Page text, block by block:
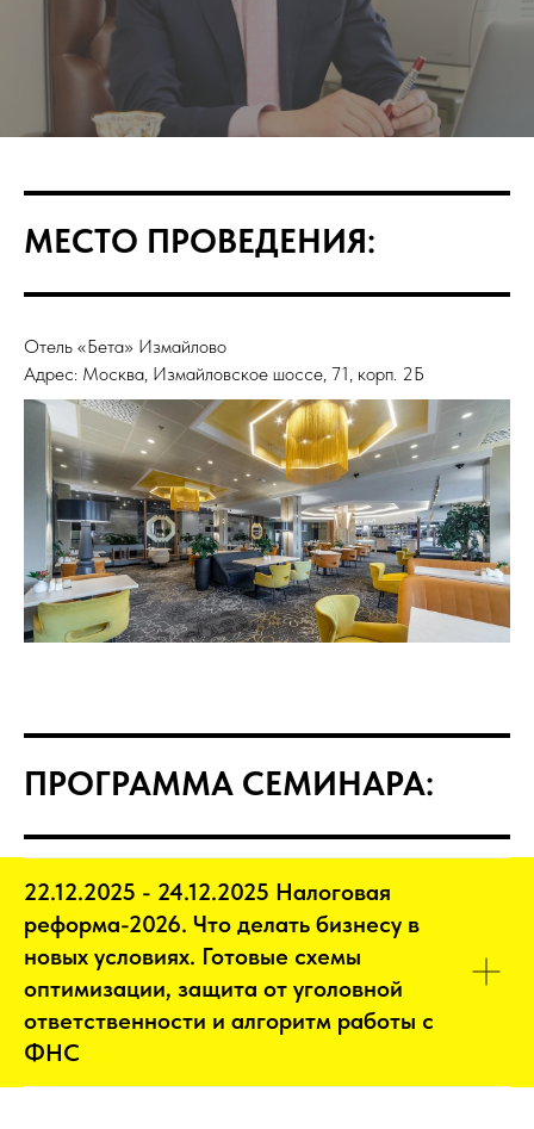
МЕСТО ПРОВЕДЕНИЯ:
Отель «Бета» Измайлово
Адрес: Москва, Измайловское шоссе, 71, корп. 2Б
ПРОГРАММА СЕМИНАРА:
22.12.2025 - 24.12.2025 Налоговая
реформа-2026. Что делать бизнесу в
новых условиях. Готовые схемы
оптимизации, защита от уголовной
ответственности и алгоритм работы с
ФНС